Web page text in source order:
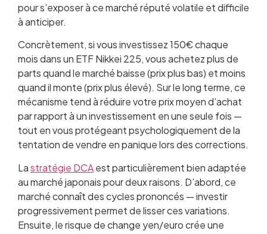
pour s’exposer à ce marché réputé volatile et difficile
à anticiper.
Concrètement, si vous investissez 150€ chaque
mois dans un ETF Nikkei 225, vous achetez plus de
parts quand le marché baisse (prix plus bas) et moins
quand il monte (prix plus élevé). Sur le long terme, ce
mécanisme tend à réduire votre prix moyen d’achat
par rapport à un investissement en une seule fois —
tout en vous protégeant psychologiquement de la
tentation de vendre en panique lors des corrections.
Lastratégie DCAest particulièrement bien adaptée
au marché japonais pour deux raisons. D’abord, ce
marché connaît des cycles prononcés — investir
progressivement permet de lisser ces variations.
Ensuite, le risque de change yen/euro crée une